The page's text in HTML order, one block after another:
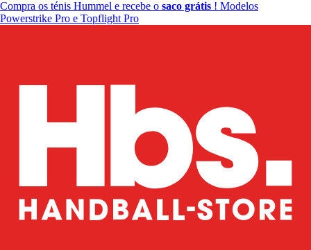
Compra os ténis Hummel e recebe o saco grátis ! Modelos
Powerstrike Pro e Topflight Pro